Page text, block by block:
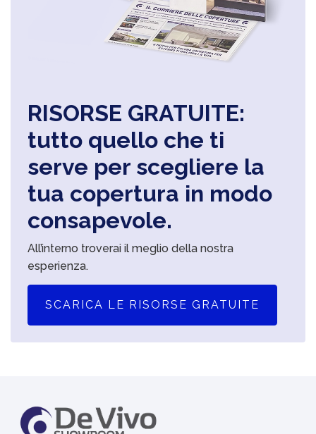
RISORSE GRATUITE:
tutto quello che ti
serve per scegliere la
tua copertura in modo
consapevole.
All’interno troverai il meglio della nostra
esperienza.
SCARICA LE RISORSE GRATUITE